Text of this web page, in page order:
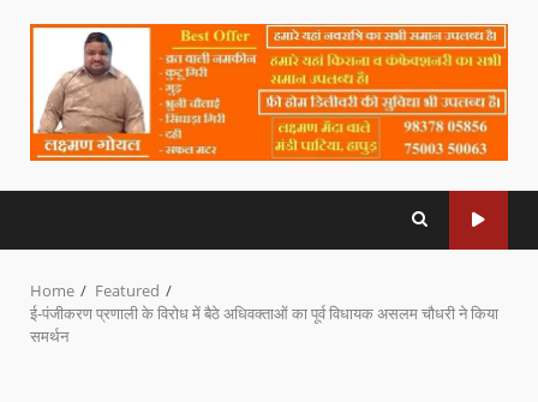
Home
Featured
ई-पंजीकरण प्रणाली के विरोध में बैठे अधिवक्ताओं का पूर्व विधायक असलम चौधरी ने किया
समर्थन